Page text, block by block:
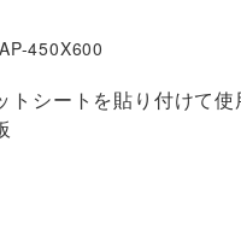
450X600
トシートを貼り付けて